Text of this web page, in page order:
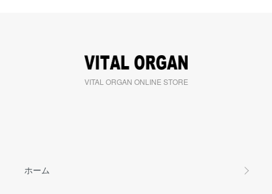
VITAL ORGAN ONLINE STORE
ホーム